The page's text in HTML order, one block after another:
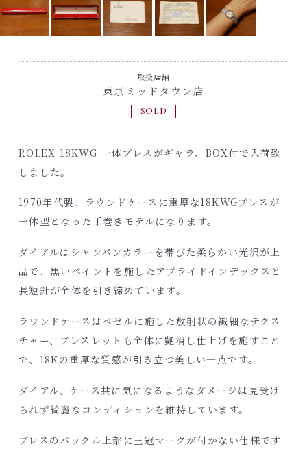
取扱店舗
東京ミッドタウン店
SOLD
ROLEX 18KWG 一体ブレスがギャラ、BOX付で入荷致
しました。
1970年代製、ラウンドケースに重厚な18KWGブレスが
一体型となった手巻きモデルになります。
ダイアルはシャンパンカラーを帯びた柔らかい光沢が上
品で、黒いペイントを施したアプライドインデックスと
長短針が全体を引き締めています。
ラウンドケースはベゼルに施した放射状の繊細なテクス
チャー、ブレスレットも全体に艶消し仕上げを施すこと
で、18Kの重厚な質感が引き立つ美しい一点です。
ダイアル、ケース共に気になるようなダメージは見受け
られず綺麗なコンディションを維持しています。
ブレスのバックル上部に王冠マークが付かない仕様です